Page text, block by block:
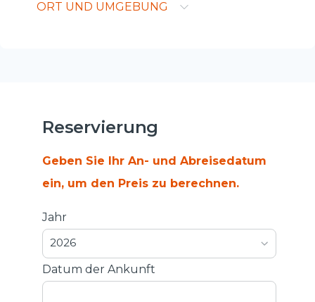
ORT UND UMGEBUNG
Reservierung
Geben Sie Ihr An- und Abreisedatum
ein, um den Preis zu berechnen.
Jahr
2026
Datum der Ankunft